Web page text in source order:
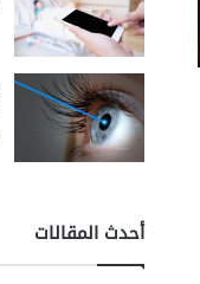
أحدث المقالات